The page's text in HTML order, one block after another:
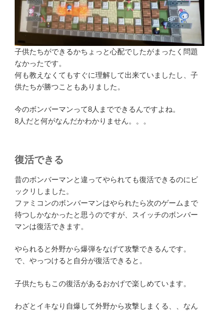
子供たちができるかちょっと心配でしたがまったく問題
なかったです。
何も教えなくてもすぐに理解して出来ていましたし、子
供たちが勝つこともありました。
今のボンバーマンって8人までできるんですよね。
8人だと何がなんだかわかりません。。。
復活できる
昔のボンバーマンと違ってやられても復活できるのにビ
ックリしました。
ファミコンのボンバーマンはやられたら次のゲームまで
待つしかなかったと思うのですが、スイッチのボンバー
マンは復活できます。
やられると外野から爆弾をなげて攻撃できるんです。
で、やっつけると自分が復活できると。
子供たちもこの復活があるおかげで楽しめています。
わざとイキなり自爆して外野から攻撃しまくる、、なん